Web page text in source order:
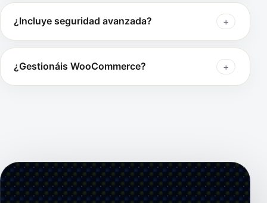
¿Incluye seguridad avanzada?
¿Gestionáis WooCommerce?